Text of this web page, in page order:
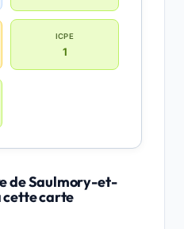
ICPE
1
de Saulmory-et-
cette carte